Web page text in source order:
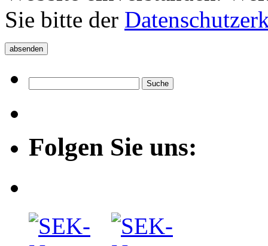
Sie bitte der
Folgen Sie uns: